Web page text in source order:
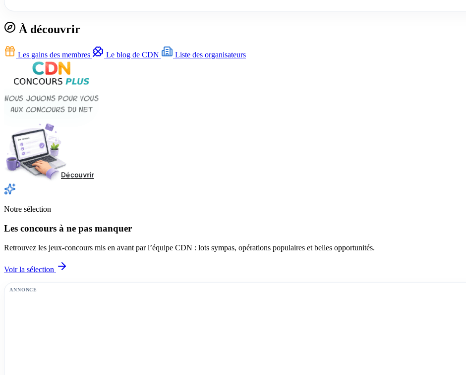
À découvrir
Les gains des membres Le blog de CDN Liste des organisateurs
Notre sélection
Les concours à ne pas manquer
Retrouvez les jeux-concours mis en avant par l’équipe CDN : lots sympas, opérations populaires et belles opportunités.
Voir la sélection
ANNONCE